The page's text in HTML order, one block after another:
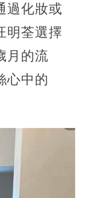
過化妝或
明荃選擇
月的流
心中的